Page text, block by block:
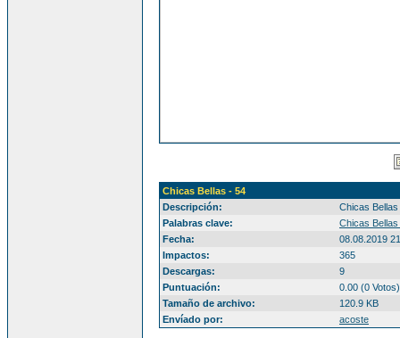
Chicas Bellas - 54
Descripción:
Chicas
Palabras clave:
Chicas
Fecha:
08.08.2019
Impactos:
365
Descargas:
9
Puntuación:
0.00 (0 Votos)
Tamaño de archivo:
120.9 KB
Envíado por:
acoste